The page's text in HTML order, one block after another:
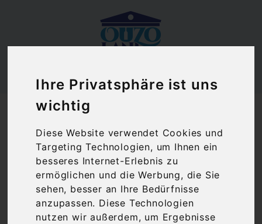
Ihre Privatsphäre ist uns
wichtig
Diese Website verwendet Cookies und
Targeting Technologien, um Ihnen ein
besseres Internet-Erlebnis zu
ermöglichen und die Werbung, die Sie
sehen, besser an Ihre Bedürfnisse
anzupassen. Diese Technologien
nutzen wir außerdem, um Ergebnisse
Ouzoland.de
Rosalia Imiglykos rosé Tatakis | Roséwein lieblich
(0,75 l)